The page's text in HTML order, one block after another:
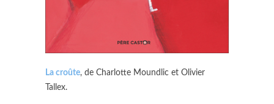
La croûte, de Charlotte Moundlic et Olivier
Tallex.